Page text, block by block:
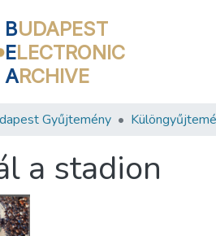
BUDAPEST
ELECTRONIC
ARCHIVE
Gyűjtemény
a stadion